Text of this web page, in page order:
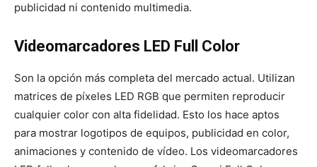
publicidad ni contenido multimedia.
Videomarcadores LED Full Color
Son la opción más completa del mercado actual. Utilizan
matrices de píxeles LED RGB que permiten reproducir
cualquier color con alta fidelidad. Esto los hace aptos
para mostrar logotipos de equipos, publicidad en color,
animaciones y contenido de vídeo. Los videomarcadores